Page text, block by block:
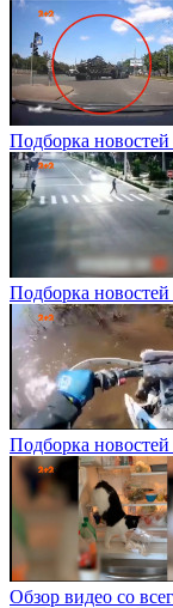
Подборка
Подборка
Подборка новостей
Обзор видео со